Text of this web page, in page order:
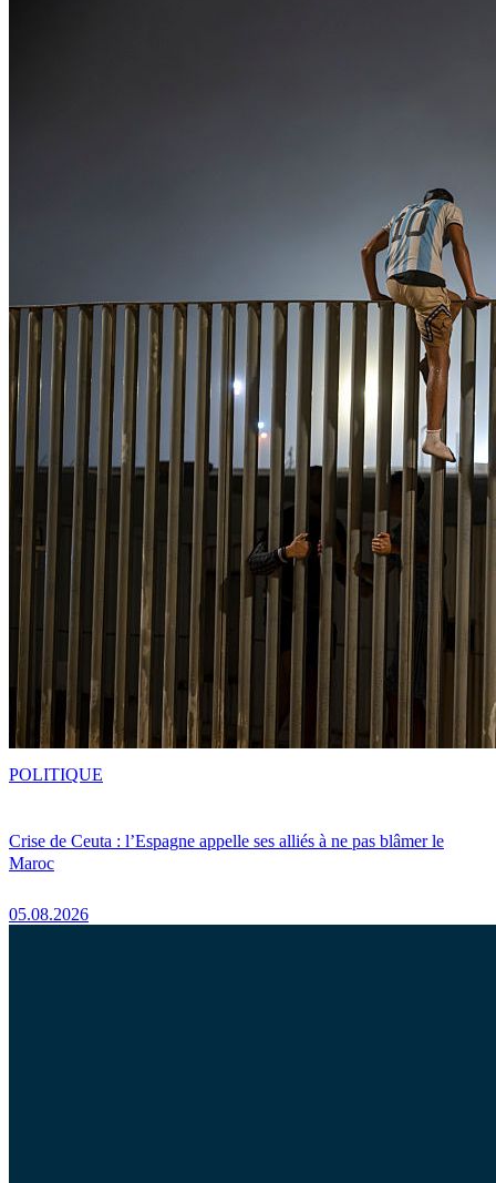
Crise de Ceuta : l’Espagne appelle ses alliés à ne pas blâmer le
Maroc
05.08.2026
POLITIQUE